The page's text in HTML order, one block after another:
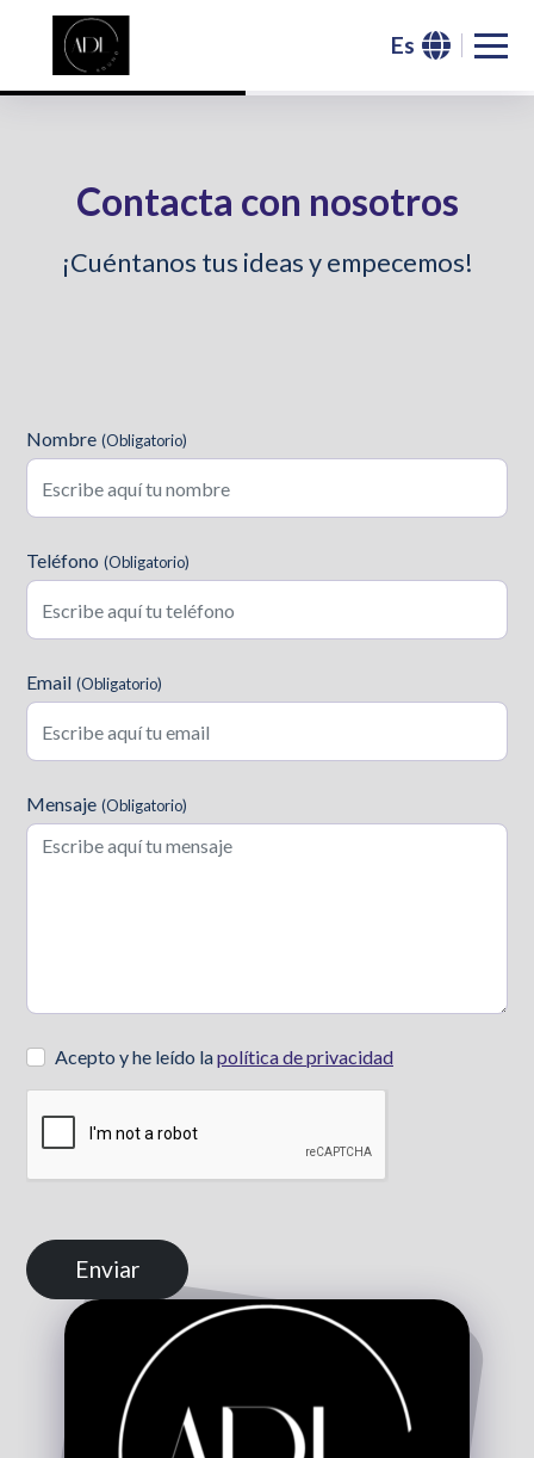
Saltar al header
Saltar al contenido principal
Saltar al footer
Es
Contacta con nosotros
¡Cuéntanos tus ideas y empecemos!
Formulario de Contacto
Nombre (Obligatorio)
Teléfono (Obligatorio)
Email (Obligatorio)
Mensaje (Obligatorio)
Acepto y he leído lapolítica de privacidad